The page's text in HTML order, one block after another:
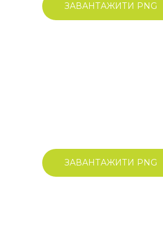
ЗАВАНТАЖИТИ PNG
ЗАВАНТАЖИТИ PNG